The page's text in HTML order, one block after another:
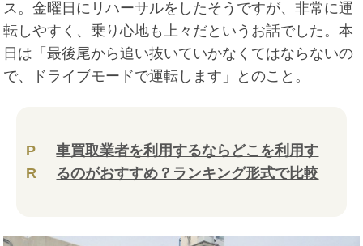
ス。金曜日にリハーサルをしたそうですが、非常に運
転しやすく、乗り心地も上々だというお話でした。本
日は「最後尾から追い抜いていかなくてはならないの
で、ドライブモードで運転します」とのこと。
P
R
車買取業者を利用するならどこを利用す
るのがおすすめ？ランキング形式で比較